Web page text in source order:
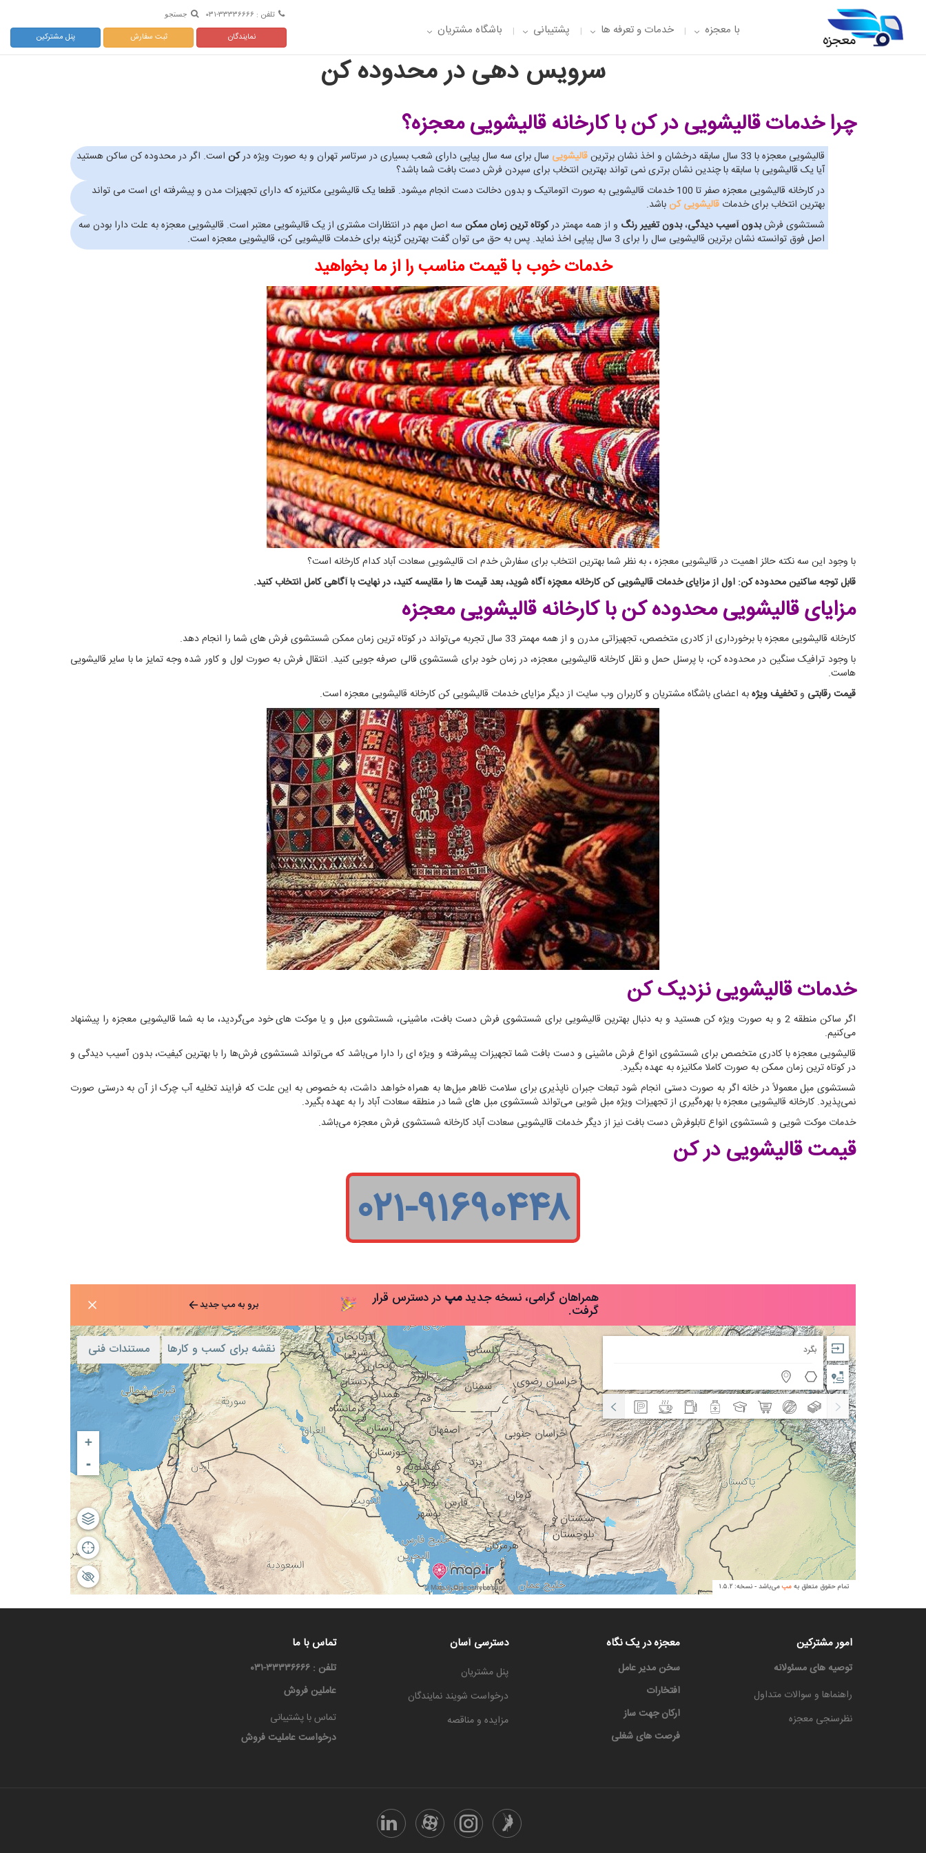
با معجزه خدمات و تعرفه ها پشتیبانی باشگاه مشتریان
تلفن : ۳۳۳۳۶۶۶۶-۰۳۱ جستجو
نمایندگان ثبت سفارش پنل مشترکین
سرویس دهی در محدوده کن
چرا خدمات قالیشویی در کنبا کارخانه قالیشویی معجزه؟
قالیشویی معجزه با 33 سال سابقه درخشان و اخذ نشان برترین قالیشویی سال برای سه سال پیاپی دارای شعب بسیاری در سرتاسر تهران و به صورت ویژه درکن است. اگر در محدوده کن ساکن هستید
آیا یک قالیشویی با سابقه با چندین نشان برتری نمی تواند بهترین انتخاب برای سپردن فرش دست بافت شما باشد؟
در کارخانه قالیشویی معجزه صفر تا 100 خدمات قالیشویی به صورت اتوماتیک و بدون دخالت دست انجام میشود. قطعا یک قالیشویی مکانیزه که دارای تجهیزات مدن و پیشرفته ای است می تواند
بهترین انتخاب برای خدمات قالیشویی کنباشد.
شستشوی فرشبدون آسیب دیدگی،بدون تغییر رنگ و از همه مهمتر درکوتاه ترین زمان ممکن سه اصل مهم در انتظارات مشتری از یک قالیشویی معتبر است. قالیشویی معجزه به علت دارا بودن سه
اصل فوق توانسته نشان برترین قالیشویی سال را برای 3 سال پیاپی اخذ نماید. پس به حق می توان گفت بهترین گزینه برای خدمات قالیشویی کن، قالیشویی معجزه است.
خدمات خوب با قیمت مناسب را از ما بخواهید
با وجود این سه نکته حائز اهمیت در قالیشویی معجزه ، به نظر شما بهترین انتخاب برای سفارش خدم ات قالیشویی سعادت آباد کدام کارخانه است؟
قابل توجه ساکنین محدوده کن: اول از مزایای خدمات قالیشویی کن کارخانه معچزه آگاه شوید، بعد قیمت ها را مقایسه کنید، در نهایت با آگاهی کامل انتخاب کنید.
مزایای قالیشویی محدوده کنبا کارخانه قالیشویی معجزه
کارخانه قالیشویی معجزه با برخورداری از کادری متخصص، تجهیزاتی مدرن و از همه مهمتر 33 سال تجربه می‌تواند در کوتاه ترین زمان ممکن شستشوی فرش های شما را انجام دهد.
با وجود ترافیک سنگین در محدوده کن، با پرسنل حمل و نقل کارخانه قالیشویی معجزه، در زمان خود برای شستشوی قالی صرفه جویی کنید. انتقال فرش به صورت لول و کاور شده وجه تمایز ما با سایر قالیشویی
هاست.
قیمت رقابتی وتخفیف ویژهبه اعضای باشگاه مشتریان و کاربران وب سایت از دیگر مزایای خدمات قالیشویی کن کارخانه قالیشویی معجزه است.
خدمات قالیشویی نزدیک کن
اگر ساکن منطقه 2 و به صورت ویژه کن هستید و به دنبال بهترین قالیشویی برای شستشوی فرش دست بافت، ماشینی، شستشوی مبل و یا موکت های خود می‌گردید، ما به شما قالیشویی معجزه را پیشنهاد
می‌کنیم.
قالیشویی معجزه با کادری متخصص برای شستشوی انواع فرش ماشینی و دست بافت شما تجهیزات پیشرفته و ویژه ای را دارا می‌باشد که می‌تواند شستشوی فرش‌ها را با بهترین کیفیت، بدون آسیب دیدگی و
در کوتاه ترین زمان ممکن به صورت کاملا مکانیزه به عهده بگیرد.
شستشوی مبل معمولاً در خانه اگر به صورت دستی انجام شود تبعات جبران ناپذیری برای سلامت ظاهر مبل‌ها به همراه خواهد داشت، به خصوص به این علت که فرایند تخلیه آب چرک از آن به درستی صورت
نمی‌پذیرد. کارخانه قالیشویی معجزه با بهره‌گیری از تجهیزات ویژه مبل شویی می‌تواند شستشوی مبل های شما در منطقه سعادت آباد را به عهده بگیرد.
خدمات موکت شویی و شستشوی انواع تابلوفرش دست بافت نیز از دیگر خدمات قالیشویی سعادت آباد کارخانه شستشوی فرش معجزه می‌باشد.
قیمت قالیشویی در کن
۰۲۱-۹۱۶۹۰۴۴۸
امور مشترکین
توصیه های مسئولانه
راهنماها و سوالات متداول
نظرسنجی معجزه
معجزه در یک نگاه
سخن مدیر عامل
افتخارات
ارکان جهت ساز
فرصت های شغلی
دسترسی آسان
پنل مشتریان
درخواست شویند نمایندگان
مزایده و مناقصه
تماس با ما
تلفن : ۳۳۳۳۶۶۶۶-۰۳۱
عاملین فروش
تماس با پشتیبانی
درخواست عاملیت فروش